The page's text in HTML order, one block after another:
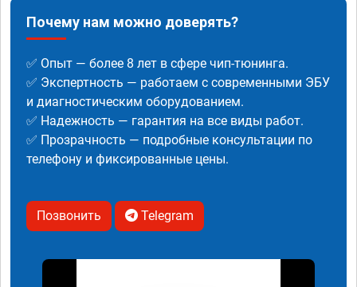
Почему нам можно доверять?
✅ Опыт — более 8 лет в сфере чип-тюнинга.
✅ Экспертность — работаем с современными ЭБУ
и диагностическим оборудованием.
✅ Надежность — гарантия на все виды работ.
✅ Прозрачность — подробные консультации по
телефону и фиксированные цены.
Позвонить Telegram